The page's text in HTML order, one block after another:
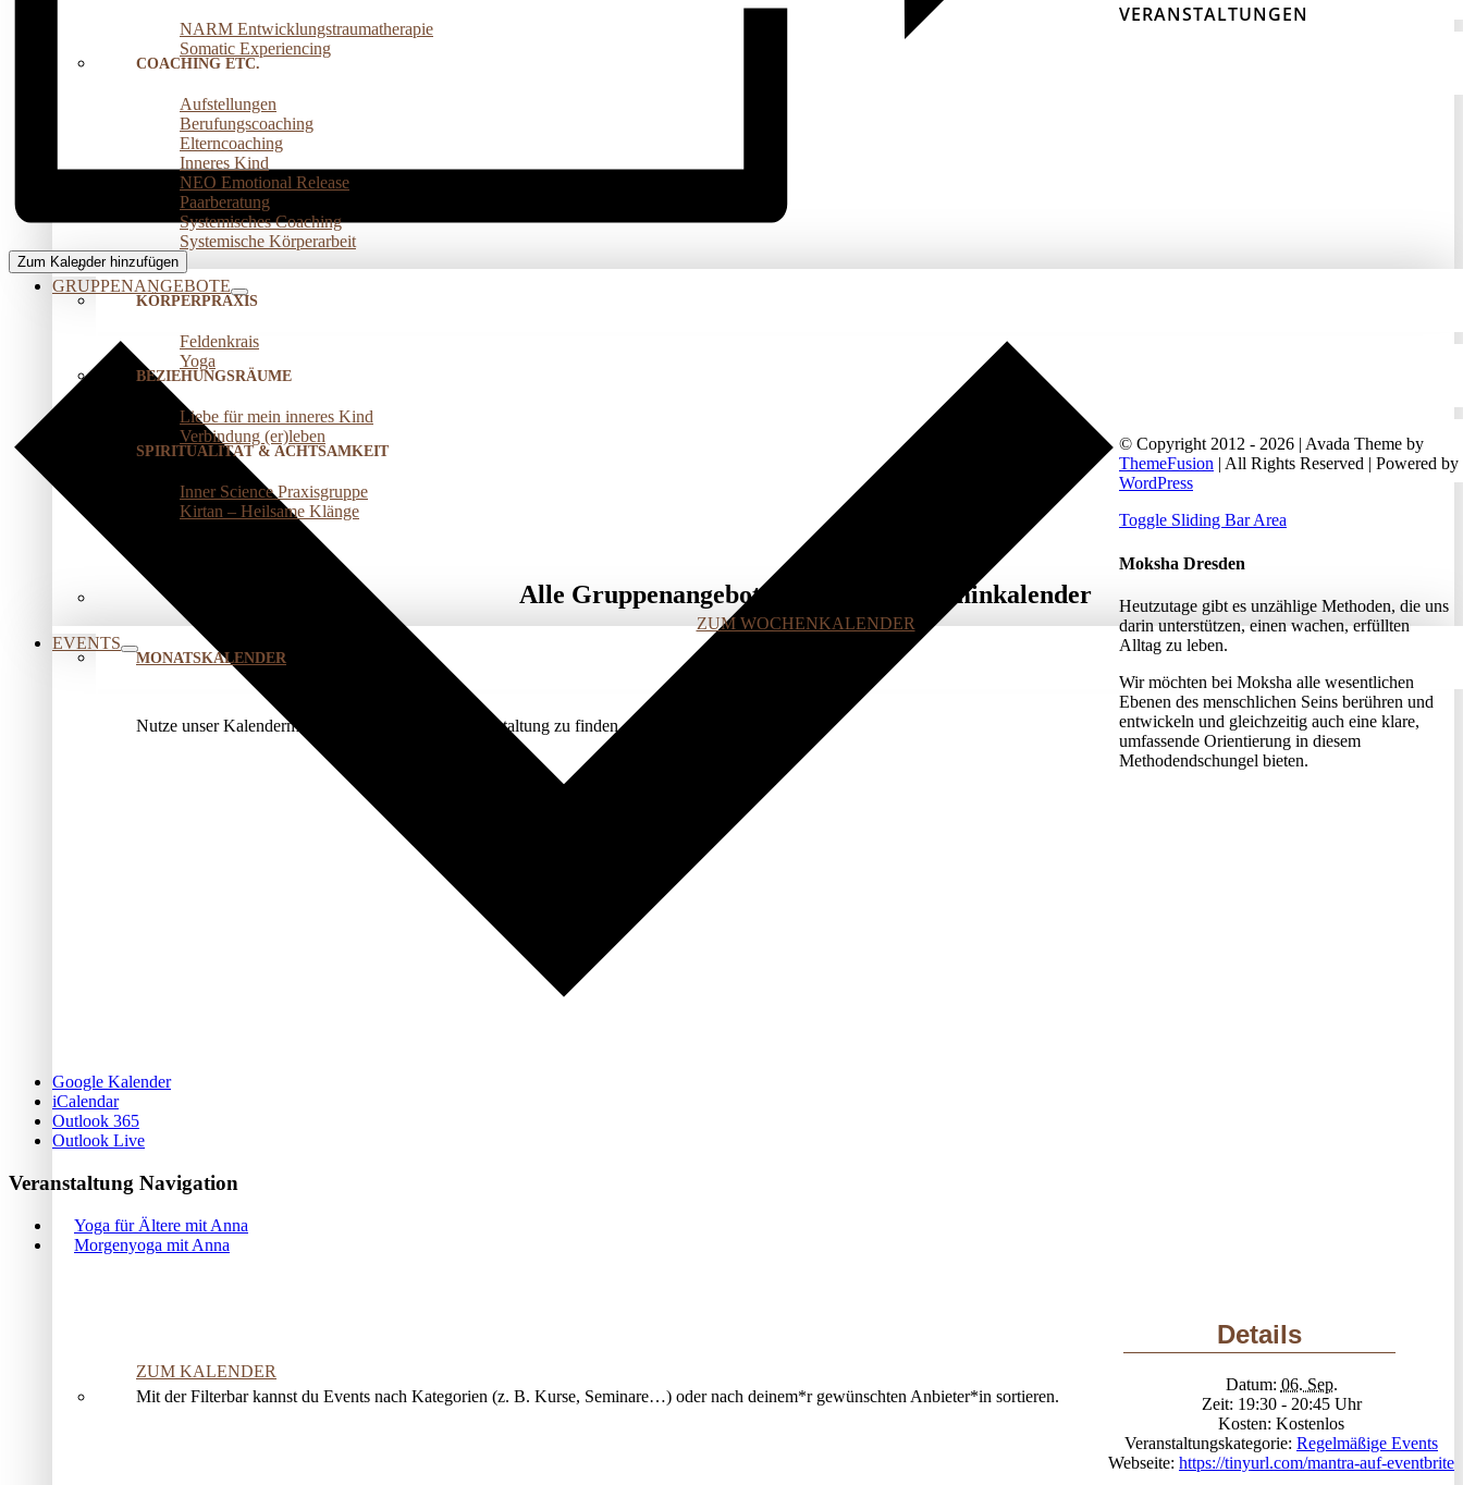
NARM Entwicklungstraumatherapie
Somatic Experiencing
COACHING ETC.
Aufstellungen
Berufungscoaching
Elterncoaching
Inneres Kind
NEO Emotional Release
Paarberatung
Systemisches Coaching
Systemische Körperarbeit
GRUPPENANGEBOTE
KÖRPERPRAXIS
Feldenkrais
Yoga
BEZIEHUNGSRÄUME
Liebe für mein inneres Kind
Verbindung (er)leben
SPIRITUALITÄT & ACHTSAMKEIT
Inner Science Praxisgruppe
Kirtan – Heilsame Klänge
Alle Gruppenangebote in unserem Terminkalender
ZUM WOCHENKALENDER
EVENTS
MONATSKALENDER
Nutze unser Kalendermodul, um genau Deine Veranstaltung zu finden.
ZUM KALENDER
Mit der Filterbar kannst du Events nach Kategorien (z. B. Kurse, Seminare…) oder nach deinem*r gewünschten Anbieter*in sortieren.
Zum Kalender hinzufügen
Google Kalender
iCalendar
Outlook 365
Outlook Live
Veranstaltung Navigation
Yoga für Ältere mit Anna
Morgenyoga mit Anna
Details
Datum: 06. Sep.
Zeit: 19:30 - 20:45
Kosten: Kostenlos
Veranstaltungskategorie: Regelmäßige Events
Webseite: https://tinyurl.com/mantra-auf-eventbrite
VERANSTALTUNGEN
© Copyright 2012 - 2026 | Avada Theme by
ThemeFusion | All Rights Reserved | Powered by
WordPress
Toggle Sliding Bar Area
Moksha Dresden
Heutzutage gibt es unzählige Methoden, die uns
darin unterstützen, einen wachen, erfüllten
Alltag zu leben.
Wir möchten bei Moksha alle wesent­lichen
Ebenen des menschlichen Seins berühren und
entwickeln und gleichzeitig auch eine klare,
umfassende Orientierung in diesem
Methodendschungel bieten.